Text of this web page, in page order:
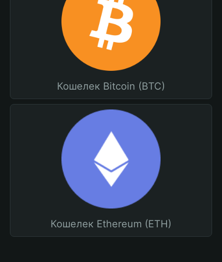
Кошелек Bitcoin (BTC)
Кошелек Ethereum (ETH)